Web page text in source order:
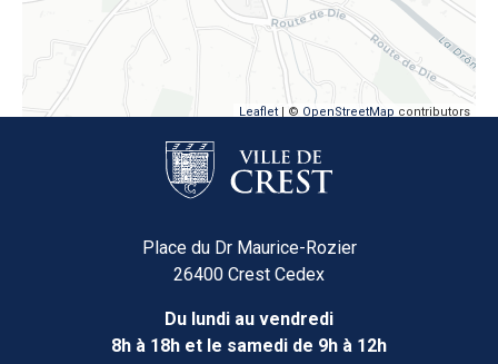
Leaflet | © OpenStreetMap contributors
Place du Dr Maurice-Rozier
26400 Crest Cedex
Du lundi au vendredi
8h à 18h et le samedi de 9h à 12h